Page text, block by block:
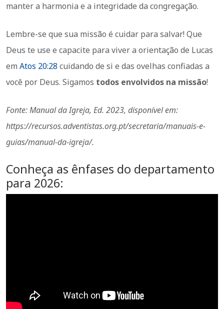
manter a harmonia e a integridade da congregação.
Lembre-se que sua missão é cuidar para salvar! Que
Deus te use e capacite para viver a orientação de Lucas
em Atos 20:28 cuidando de si e das ovelhas confiadas a
você por Deus. Sigamos todos envolvidos na missão!
Fonte: Manual da Igreja, Ed. 2023, disponível em:
https://recursos.adventistas.org.pt/secretaria/manuais-e-
guias/manual-da-igreja/.
Conheça as ênfases do departamento
para 2026: